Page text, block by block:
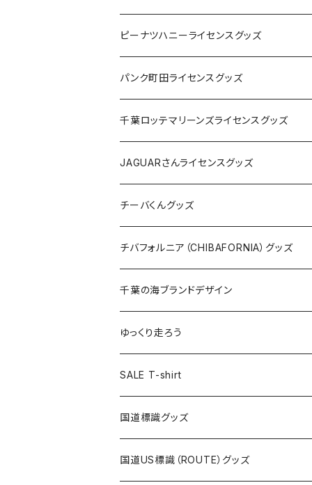
キャップ
ステッカー
缶バッジ
ホテルキーホルダー
ステッカー
缶バッジ
アクリルキーホルダー
ホテルキーホルダー
クリアファイル
Tシャツ
キャップ
トートバッグ
ランチバッグ
エコバッグ
ピーナツハニーライセンスグッズ
Tシャツ
キャップ
バッグ
ステッカー
缶バッジ
キーホルダー
クリアファイル
パンク町田ライセンスグッズ
Tシャツ
キャップ
バッグ
ステッカー
缶バッジ
キーホルダー
クリアファイル
千葉ロッテマリーンズライセンスグッズ
ステッカー
ステッカー
ステッカー大
缶バッジ
缶バッジ32mm
缶バッジ54mm
エコバッグ
JAGUARさんコラボグッズ
Tシャツ
ステッカー
サコッシュ
ホテルキーホルダー
モーテルキーホルダー
トートバッグ
JAGUARさんライセンスグッズ
Tシャツ
ステッカー
缶バッジ
クリアファイル
マスク
エコバッグ
千葉ロッテマリーンズコラボ
チーバくんグッズ
Tシャツ
キャップ
エコバッグ
ステッカー
モーテルキーホルダー
ホテルキーホルダー
チバフォルニア（CHIBAFORNIA）グッズ
Tシャツ
キャップ
ステッカー
ホテルキーホルダー
千葉の海ブランドデザイン
Tシャツ
キャップ
ステッカー
ゆっくり走ろう
Tシャツ
ステッカー
ホテルキーホルダー
SALE T-shirt
国道標識グッズ
ステッカー
国道US標識（ROUTE）グッズ